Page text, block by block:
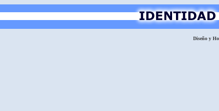
Diseño y